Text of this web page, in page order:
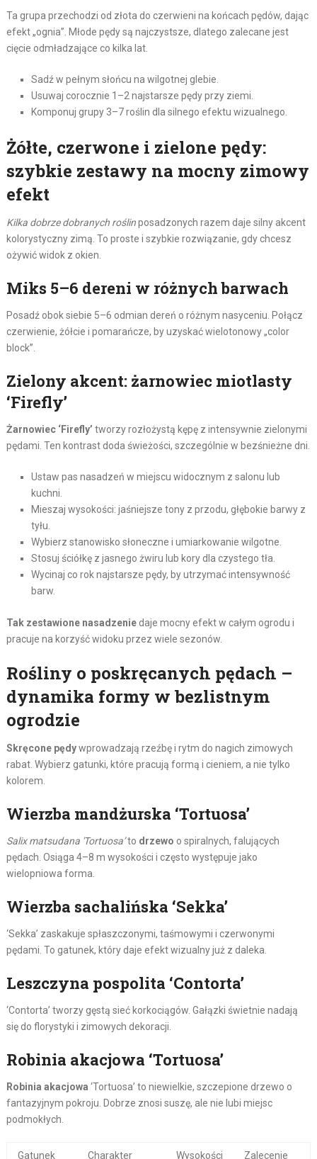
Ta grupa przechodzi od złota do czerwieni na końcach pędów, dając
efekt „ognia”. Młode pędy są najczystsze, dlatego zalecane jest
cięcie odmładzające co kilka lat.
Sadź w pełnym słońcu na wilgotnej glebie.
Usuwaj corocznie 1–2 najstarsze pędy przy ziemi.
Komponuj grupy 3–7 roślin dla silnego efektu wizualnego.
Żółte, czerwone i zielone pędy:
szybkie zestawy na mocny zimowy
efekt
Kilka dobrze dobranych roślinposadzonych razem daje silny akcent
kolorystyczny zimą. To proste i szybkie rozwiązanie, gdy chcesz
ożywić widok z okien.
Miks 5–6 dereni w różnych barwach
Posadź obok siebie 5–6 odmian dereń o różnym nasyceniu. Połącz
czerwienie, żółcie i pomarańcze, by uzyskać wielotonowy „color
block”.
Zielony akcent: żarnowiec miotlasty
‘Firefly’
Żarnowiec ‘Firefly’ tworzy rozłożystą kępę z intensywnie zielonymi
pędami. Ten kontrast doda świeżości, szczególnie w bezśnieżne dni.
Ustaw pas nasadzeń w miejscu widocznym z salonu lub
kuchni.
Mieszaj wysokości: jaśniejsze tony z przodu, głębokie barwy z
tyłu.
Wybierz stanowisko słoneczne i umiarkowanie wilgotne.
Stosuj ściółkę z jasnego żwiru lub kory dla czystego tła.
Wycinaj co rok najstarsze pędy, by utrzymać intensywność
barw.
Tak zestawione nasadzeniedaje mocny efekt w całym ogrodu i
pracuje na korzyść widoku przez wiele sezonów.
Rośliny o poskręcanych pędach –
dynamika formy w bezlistnym
ogrodzie
Skręcone pędywprowadzają rzeźbę i rytm do nagich zimowych
rabat. Wybierz gatunki, które pracują formą i cieniem, a nie tylko
kolorem.
Wierzba mandżurska ‘Tortuosa’
Salix matsudana 'Tortuosa’to drzewo o spiralnych, falujących
pędach. Osiąga 4–8 m wysokości i często występuje jako
wielopniowa forma.
Wierzba sachalińska ‘Sekka’
‘Sekka’ zaskakuje spłaszczonymi, taśmowymi i czerwonymi
pędami. To gatunek, który daje efekt wizualny już z daleka.
Leszczyna pospolita ‘Contorta’
‘Contorta’ tworzy gęstą sieć korkociągów. Gałązki świetnie nadają
się do florystyki i zimowych dekoracji.
Robinia akacjowa ‘Tortuosa’
Robinia akacjowa ‘Tortuosa’ to niewielkie, szczepione drzewo o
fantazyjnym pokroju. Dobrze znosi suszę, ale nie lubi miejsc
podmokłych.
Gatunek Charakter Wysokości Zalecenie